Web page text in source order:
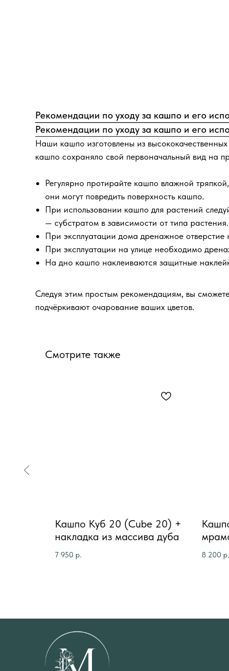
Рекомендации по уходу за кашпо и его
Рекомендации по уходу за кашпо и его
Наши кашпо изготовлены из
кашпо сохраняло свой первоначальный вид на
Регулярно протирайте кашпо влажной
они могут повредить поверхность кашпо.
При использовании кашпо для растений
— субстратом в зависимости от типа
При эксплуатации дома дренажное отверстие
При эксплуатации на улице необходимо
На дно кашпо наклеиваются защитные
Следуя этим простым рекомендациям, вы
подчёркивают очарование ваших цветов.
Смотрите также
Кашпо Куб 20 (Cube 20) +
накладка из массива дуба
7 950 р. 8 200 р.